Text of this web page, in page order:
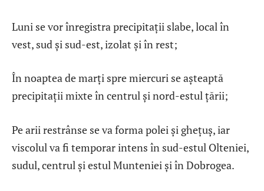
Luni se vor înregistra precipitații slabe, local în
vest, sud și sud-est, izolat și în rest;
În noaptea de marți spre miercuri se așteaptă
precipitații mixte în centrul și nord-estul țării;
Pe arii restrânse se va forma polei și ghețuș, iar
viscolul va fi temporar intens în sud-estul Olteniei,
sudul, centrul și estul Munteniei și în Dobrogea.